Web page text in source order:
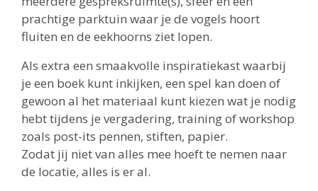
prachtige parktuin waar je de vogels hoort
fluiten en de eekhoorns ziet lopen.
Als extra een smaakvolle inspiratiekast waarbij
je een boek kunt inkijken, een spel kan doen of
gewoon al het materiaal kunt kiezen wat je nodig
hebt tijdens je vergadering, training of workshop
zoals post-its pennen, stiften, papier.
Zodat jij niet van alles mee hoeft te nemen naar
de locatie, alles is er al.